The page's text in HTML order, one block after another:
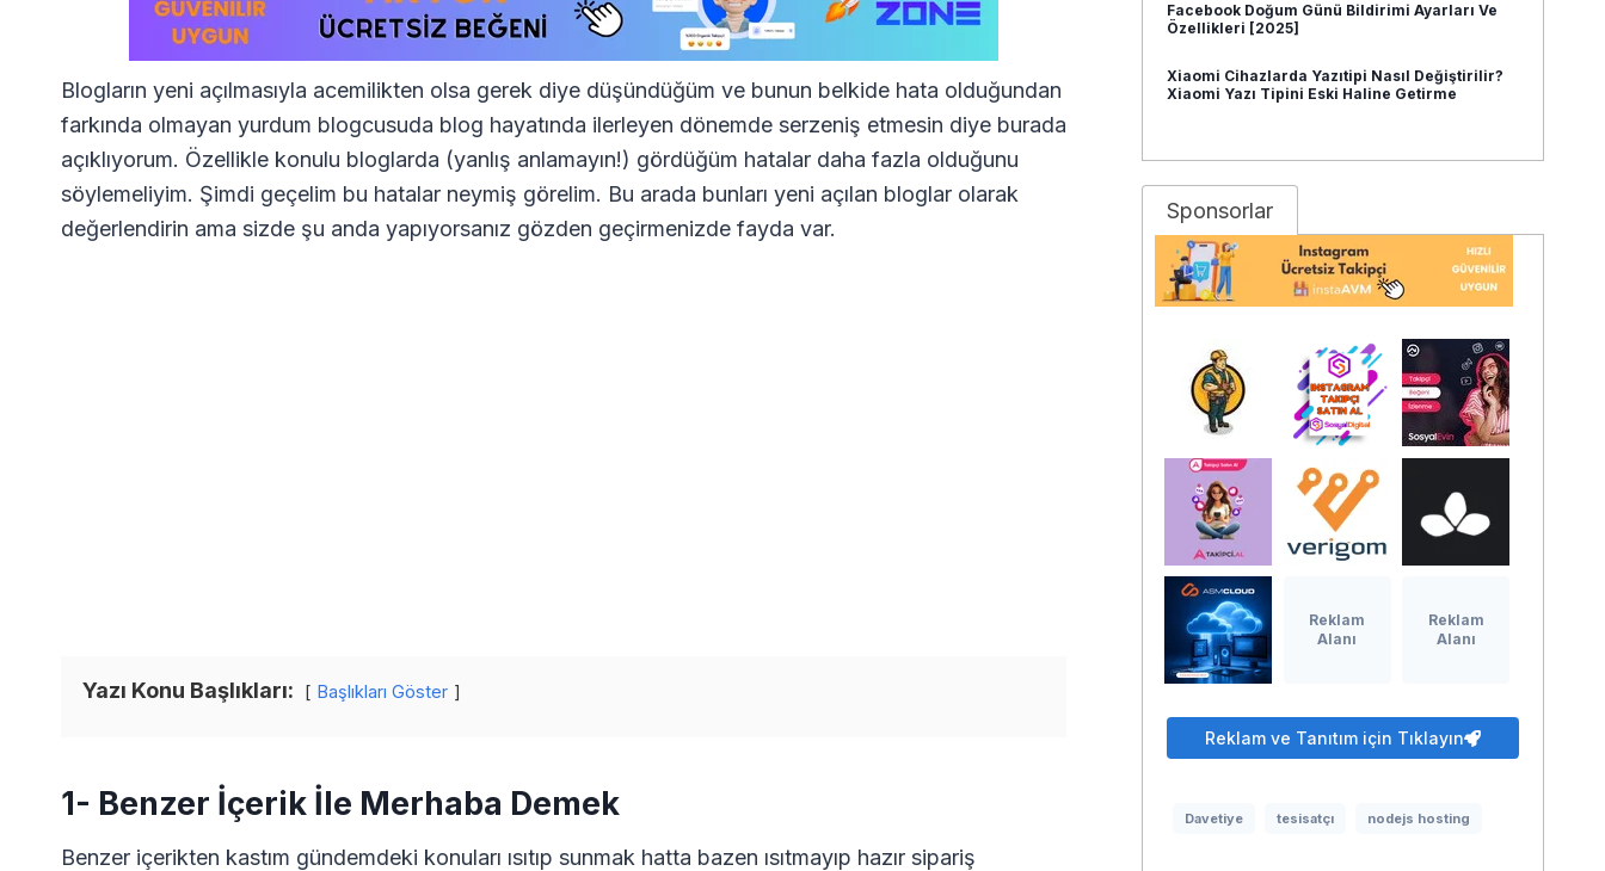
Blogların yeni açılmasıyla acemilikten olsa gerek diye düşündüğüm ve bunun belkide hata olduğundan
farkında olmayan yurdum blogcusuda blog hayatında ilerleyen dönemde serzeniş etmesin diye burada
açıklıyorum. Özellikle konulu bloglarda (yanlış anlamayın!) gördüğüm hatalar daha fazla olduğunu
söylemeliyim. Şimdi geçelim bu hatalar neymiş görelim. Bu arada bunları yeni açılan bloglar olarak
değerlendirin ama sizde şu anda yapıyorsanız gözden geçirmenizde fayda var.
Yazı Konu Başlıkları: Başlıkları Göster
1- Benzer İçerik İle Merhaba Demek
Benzer içerikten kastım gündemdeki konuları ısıtıp sunmak hatta bazen ısıtmayıp hazır sipariş
Facebook Doğum Günü Bildirimi Ayarları Ve
Özellikleri [2025]
Xiaomi Cihazlarda Yazıtipi Nasıl Değiştirilir?
Xiaomi Yazı Tipini Eski Haline Getirme
Sponsorlar
Reklam
Alanı
Reklam
Alanı
Reklam ve Tanıtım için Tıklayın
Davetiye tesisatçı nodejs hosting